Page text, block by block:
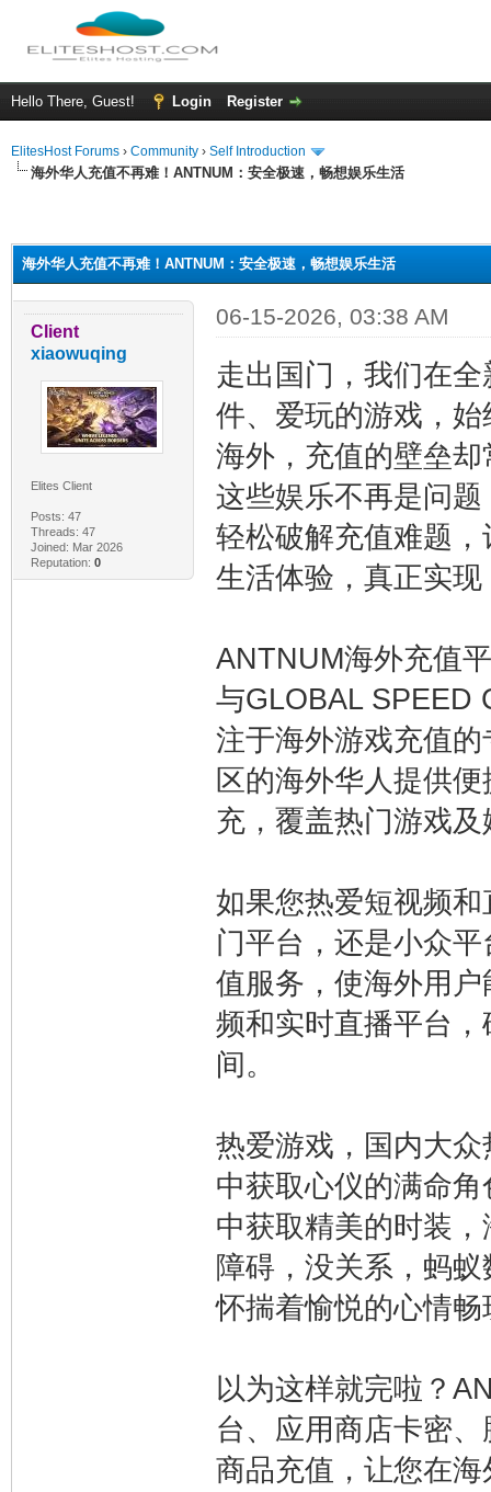
Hello There, Guest! Login Register
ElitesHost Forums › Community › Self Introduction
海外华人充值不再难！ANTNUM：安全极速，畅想娱乐生活
海外华人充值不再难！ANTNUM：安全极速，畅想娱乐生活
Client
xiaowuqing
Elites Client
Posts: 47
Threads: 47
Joined: Mar 2026
Reputation: 0
06-15-2026, 03:38 AM
走出国门，我们在
件、爱玩的游戏，
海外，充值的壁垒
这些娱乐不再是问题
轻松破解充值难题
生活体验，真正实现
‌ANTNUM海外充值
与GLOBAL SPEED
注于海外游戏充值
区的海外华人提供
充，覆盖热门游戏
如果您热爱短视频
门平台，还是小众
值服务，使海外用
频和实时直播平台
间。
热爱游戏，国内大
中获取心仪的满命
中获取精美的时装
障碍，没关系，蚂
怀揣着愉悦的心情畅
以为这样就完啦？
台、应用商店卡密
商品充值，让您在